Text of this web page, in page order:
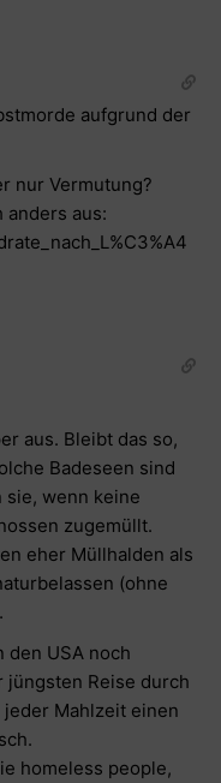
aufgrund der
nur Vermutung?
anders aus:
aus. Bleibt das so,
Badeseen sind
wenn keine
zugemüllt.
eher Müllhalden als
(ohne
den USA noch
jüngsten Reise durch
Mahlzeit einen
homeless people,